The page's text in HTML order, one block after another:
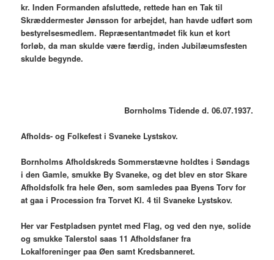
kr. Inden Formanden afsluttede, rettede han en Tak til
Skræddermester Jønsson for arbejdet, han havde udført som
bestyrelsesmedlem. Repræsentantmødet fik kun et kort
forløb, da man skulde være færdig, inden Jubilæumsfesten
skulde begynde.
Bornholms Tidende d. 06.07.1937.
Afholds- og Folkefest i Svaneke Lystskov.
Bornholms Afholdskreds Sommerstævne holdtes i Søndags
i den Gamle, smukke By Svaneke, og det blev en stor Skare
Afholdsfolk fra hele Øen, som samledes paa Byens Torv for
at gaa i Procession fra Torvet Kl. 4 til Svaneke Lystskov.
Her var Festpladsen pyntet med Flag, og ved den nye, solide
og smukke Talerstol saas 11 Afholdsfaner fra
Lokalforeninger paa Øen samt Kredsbanneret.